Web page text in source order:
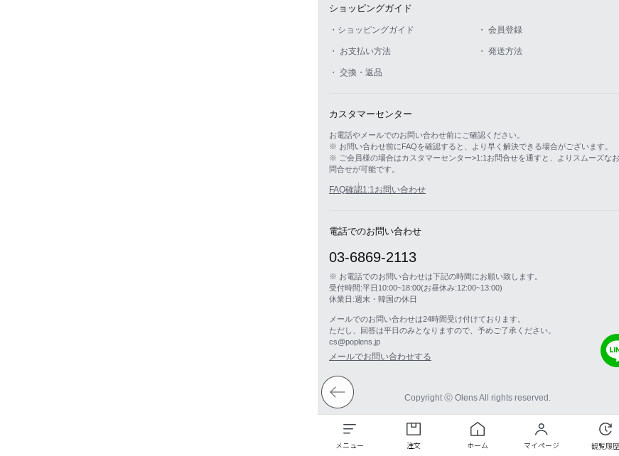
ショッピングガイド
・ショッピングガイド ・ 会員登録
・ お支払い方法 ・ 発送方法
・ 交換・返品
カスタマーセンター
お電話やメールでのお問い合わせ前にご確認ください。
※ お問い合わせ前にFAQを確認すると、より早く解決できる場合がございます。
※ ご会員様の場合はカスタマーセンター>1:1お問合せを通すと、よりスムーズなお
問合せが可能です。
FAQ確認1:1お問い合わせ
電話でのお問い合わせ
03-6869-2113
※ お電話でのお問い合わせは下記の時間にお願い致します。
受付時間:平日10:00~18:00(お昼休み:12:00~13:00)
休業日:週末・韓国の休日
メールでのお問い合わせは24時間受け付けております。
ただし、回答は平日のみとなりますので、予めご了承ください。
cs@poplens.jp
メールでお問い合わせする
Copyright ⓒ Olens All rights reserved.
メニュー 注文 ホーム マイページ 観覧履歴